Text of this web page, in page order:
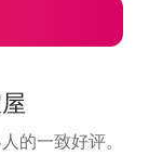
的一致好评。